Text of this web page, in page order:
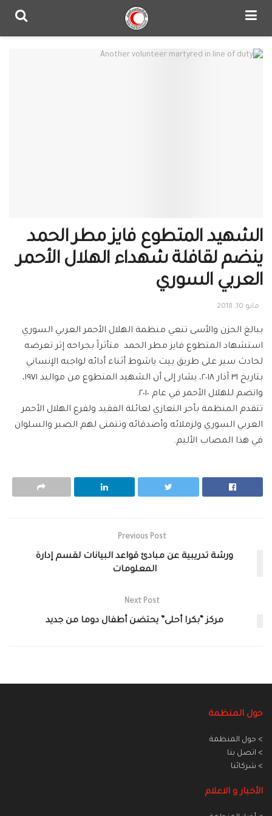
الشهيد المتطوع فايز مطر الحمد
ينضم لقافلة شهداء الهلال الأحمر
العربي السوري
مايو 10, 2018
ببالغ الحزن والأسى تنعي منظمة الهلال الأحمر العربي السوري
استشهاد المتطوع فايز مطر الحمد متأثراً بجراحه إثر تعرضه
لحادث سير على طريق بيت ياشوط أثناء أدائه لواجبه الإنساني
بتاريخ ٣١ آذار ٢٠١٨، يشار إلى أن الشهيد المتطوع من مواليد ١٩٧١،
وانضم للهلال الأحمر في عام ٢٠١٠.
تتقدم المنظمة بأحر التعازي لعائلة الفقيد ولفرع الهلال الأحمر
العربي السوري ولزملائه وأصدقائه وتتمنى لهم الصبر والسلوان
في هذا المصاب الأليم.
Previous Post
ورشة تدريبية عن مبادئ قواعد البيانات لقسم إدارة
المعلومات
Next Post
مركز “بكرا أحلى” يحتضن أطفال دوما من جديد
حول المنظمة
> حول المنظمة
> اتصل بنا
> شركائنا
الأخبار و الاعلام